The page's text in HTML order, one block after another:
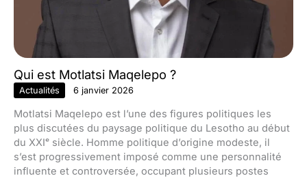
Qui est Motlatsi Maqelepo ?
Actualités 6 janvier 2026
Motlatsi Maqelepo est l’une des figures politiques les
plus discutées du paysage politique du Lesotho au début
du XXIᵉ siècle. Homme politique d’origine modeste, il
s’est progressivement imposé comme une personnalité
influente et controversée, occupant plusieurs postes